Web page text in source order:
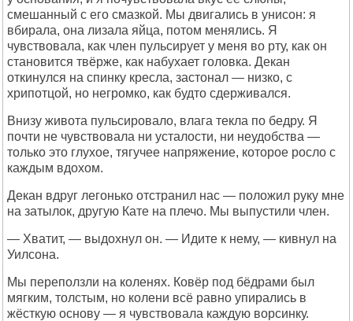
смешанный с его смазкой. Мы двигались в унисон: я
вбирала, она лизала яйца, потом менялись. Я
чувствовала, как член пульсирует у меня во рту, как он
становится твёрже, как набухает головка. Декан
откинулся на спинку кресла, застонал — низко, с
хрипотцой, но негромко, как будто сдерживался.
Внизу живота пульсировало, влага текла по бедру. Я
почти не чувствовала ни усталости, ни неудобства —
только это глухое, тягучее напряжение, которое росло с
каждым вдохом.
Декан вдруг легонько отстранил нас — положил руку мне
на затылок, другую Кате на плечо. Мы выпустили член.
— Хватит, — выдохнул он. — Идите к нему, — кивнул на
Уилсона.
Мы переползли на коленях. Ковёр под бёдрами был
мягким, толстым, но колени всё равно упирались в
жёсткую основу — я чувствовала каждую ворсинку.